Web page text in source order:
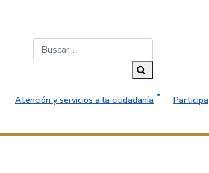
Atención y servicios a la ciudadanía Participa